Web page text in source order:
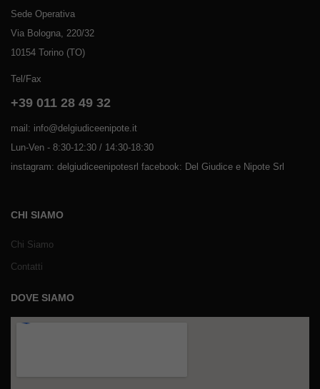
Sede Operativa
Via Bologna, 220/32
10154 Torino (TO)
Tel/Fax
+39 011 28 49 32
mail: info@delgiudiceenipote.it
Lun-Ven - 8:30-12:30 / 14:30-18:30
instagram: delgiudiceenipotesrl facebook: Del Giudice e Nipote Srl
CHI SIAMO
Chi Siamo
Contatti
DOVE SIAMO